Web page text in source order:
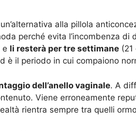
alla pillola
perché evita l’incombenza di
e li resterà per tre settimane (21
è il periodo in cui compaiono
dell’anello vaginale. A
Viene erroneamente
rientra sempre tra quelli